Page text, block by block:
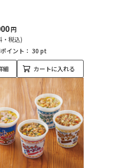
円
・税込)
イント： 30 pt
細 カートに入れる